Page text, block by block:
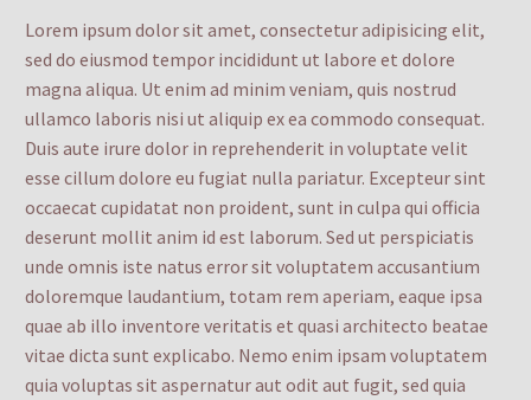
Lorem ipsum dolor sit amet, consectetur adipisicing elit,
sed do eiusmod tempor incididunt ut labore et dolore
magna aliqua. Ut enim ad minim veniam, quis nostrud
ullamco laboris nisi ut aliquip ex ea commodo consequat.
Duis aute irure dolor in reprehenderit in voluptate velit
esse cillum dolore eu fugiat nulla pariatur. Excepteur sint
occaecat cupidatat non proident, sunt in culpa qui officia
deserunt mollit anim id est laborum. Sed ut perspiciatis
unde omnis iste natus error sit voluptatem accusantium
doloremque laudantium, totam rem aperiam, eaque ipsa
quae ab illo inventore veritatis et quasi architecto beatae
vitae dicta sunt explicabo. Nemo enim ipsam voluptatem
quia voluptas sit aspernatur aut odit aut fugit, sed quia